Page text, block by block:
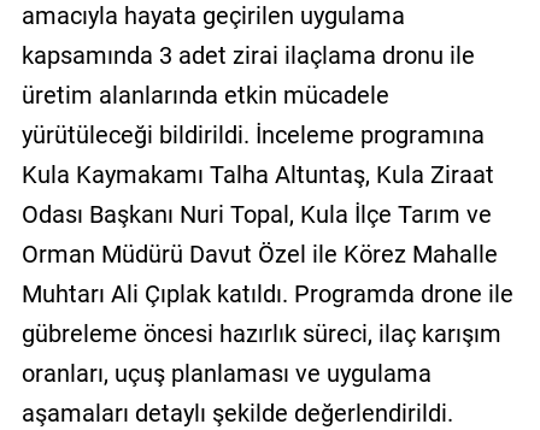
amacıyla hayata geçirilen uygulama
kapsamında 3 adet zirai ilaçlama dronu ile
üretim alanlarında etkin mücadele
yürütüleceği bildirildi. İnceleme programına
Kula Kaymakamı Talha Altuntaş, Kula Ziraat
Odası Başkanı Nuri Topal, Kula İlçe Tarım ve
Orman Müdürü Davut Özel ile Körez Mahalle
Muhtarı Ali Çıplak katıldı. Programda drone ile
gübreleme öncesi hazırlık süreci, ilaç karışım
oranları, uçuş planlaması ve uygulama
aşamaları detaylı şekilde değerlendirildi.